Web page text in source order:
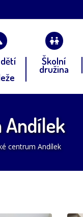
Školní
družina
Andílek
centrum Andílek